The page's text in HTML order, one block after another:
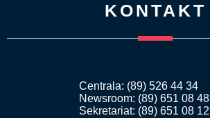
KONTAKT
Centrala: (89) 526 44 34
Newsroom: (89) 651 08 48
Sekretariat: (89) 651 08 12